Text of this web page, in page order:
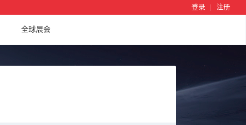
登录 注册
全球展会